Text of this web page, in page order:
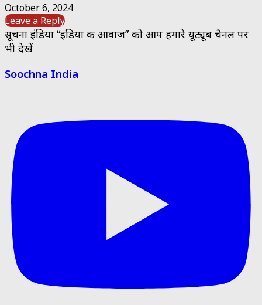
October 6, 2024
Leave a Reply
सूचना इंडिया “इंडिया की आवाज” को आप हमारे यूट्यूब चैनल पर
भी देखें
Soochna India